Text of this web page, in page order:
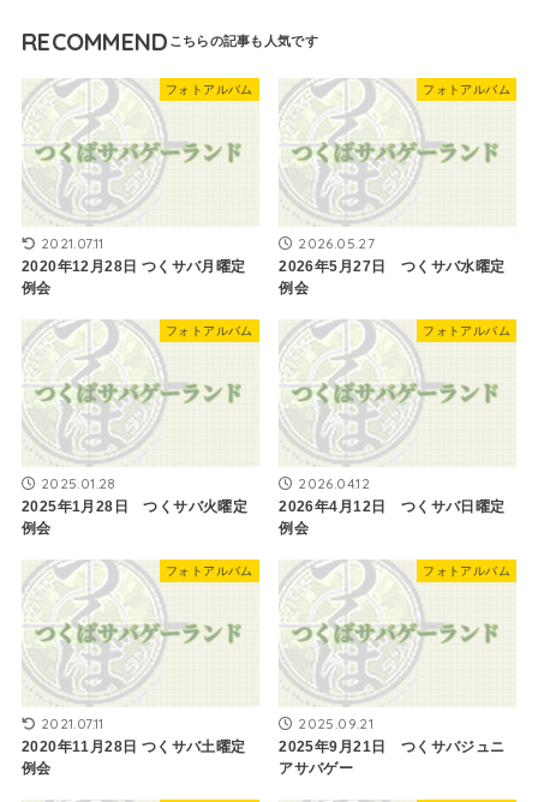
RECOMMEND
フォトアルバム
2021.07.11
2020年12月28日 つくサバ月曜定
例会
フォトアルバム
2026.05.27
2026年5月27日 つくサバ水曜定
例会
フォトアルバム
2025.01.28
2025年1月28日 つくサバ火曜定
例会
フォトアルバム
2026.04.12
2026年4月12日 つくサバ日曜定
例会
フォトアルバム
2021.07.11
2020年11月28日 ​つくサバ土曜定
例会
フォトアルバム
2025.09.21
2025年9月21日 つくサバジュニ
アサバゲー